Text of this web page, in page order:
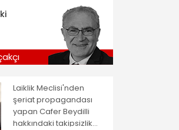
Laiklik Meclisi'nden
şeriat propagandası
yapan Cafer Beydilli
hakkındaki takipsizlik